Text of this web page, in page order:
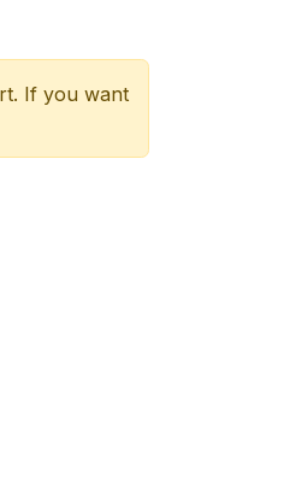
If you want